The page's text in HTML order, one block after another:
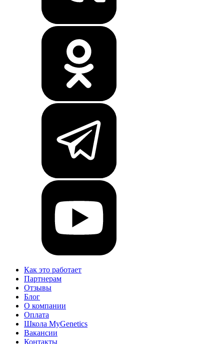
Как это работает
Партнерам
Отзывы
Блог
О компании
Оплата
Школа MyGenetics
Вакансии
Контакты